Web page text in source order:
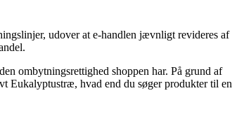
udover at e-handlen jævnligt revideres af
ombytningsrettighed shoppen har. På grund af
Eukalyptustræ, hvad end du søger produkter til en